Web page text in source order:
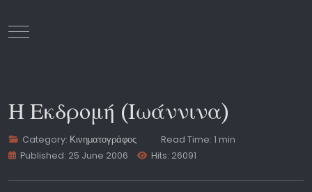
Mobile Menu Toggle
Η Εκδρομή (Ιωάννινα)
Category: Κινηματογράφος
Read Time: 1 min
Published: 25 June 2006
Hits: 26091